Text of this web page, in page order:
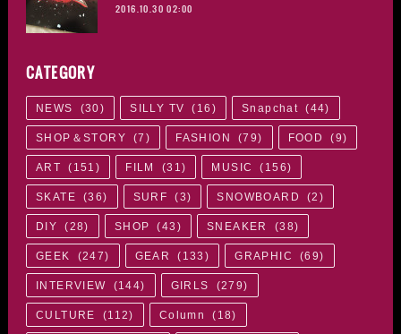
2016.10.30 02:00
CATEGORY
NEWS (30) SILLY TV ( 16 ) Snapchat (44)
SHOP＆STORY (7 ) FASHION (79) FOOD (9)
ART ( 151 ) FILM (31) MUSIC ( 156)
SKATE (36) SURF (3) SNOWBOARD (2 )
DIY (28) SHOP (43 ) SNEAKER (38)
GEEK (247) GEAR ( 133 ) GRAPHIC (69)
INTERVIEW (144) GIRLS (279)
CULTURE (112) Column ( 18)